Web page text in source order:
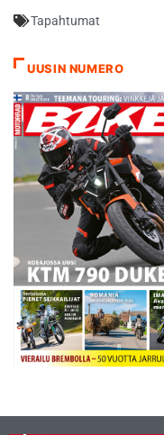
Stadionin edustalle
järjestäytyvä
motoristikirkkokulkue lähtee
Lietoon klo 13.30.
Liikennehaitan
minimoimiseksi kulkue
jaetaan kolmesta neljään
ryhmään, jotka lähtevät
liikenteeseen viiden
minuutin…
Tapahtumat
UUSIN NUMERO